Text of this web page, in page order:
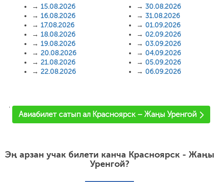
→ 15.08.2026
→ 16.08.2026
→ 17.08.2026
→ 18.08.2026
→ 19.08.2026
→ 20.08.2026
→ 21.08.2026
→ 22.08.2026
→ 30.08.2026
→ 31.08.2026
→ 01.09.2026
→ 02.09.2026
→ 03.09.2026
→ 04.09.2026
→ 05.09.2026
→ 06.09.2026
'
Авиабилет сатып ал Красноярск – Жаңы Уренгой
Эң арзан учак билети канча Красноярск - Жаңы
Уренгой?